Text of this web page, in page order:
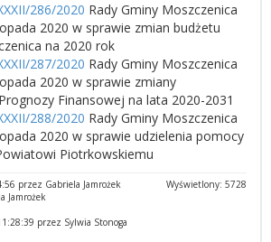
286/2020 Rady Gminy Moszczenica
2020 w sprawie zmian budżetu
na 2020 rok
287/2020 Rady Gminy Moszczenica
2020 w sprawie zmiany
Finansowej na lata 2020-2031
288/2020 Rady Gminy Moszczenica
2020 w sprawie udzielenia pomocy
Piotrkowskiemu
Wyświetlony: 5728
przez Gabriela Jamrożek
Jamrożek
przez Sylwia Stonoga